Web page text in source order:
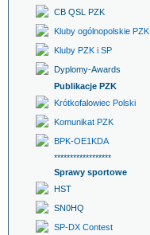
CB QSL PZK
Kluby ogólnopolskie PZK
Kluby PZK i SP
Dyplomy-Awards
Publikacje PZK
Krótkofalowiec Polski
Komunikat PZK
BPK-OE1KDA
******************
Sprawy sportowe
HST
SN0HQ
SP-DX Contest